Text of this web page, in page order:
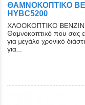
ΘΑΜΝΟΚΟΠΤΙΚΟ
HYBC5200
ΧΛΟΟΚΟΠΤΙΚΟ
Θαμνοκοπτικό που σας
για μεγάλο χρονικό
για...